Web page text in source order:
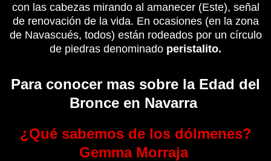
con las cabezas mirando al amanecer (Este), señal
de renovación de la vida. En ocasiones (en la zona
de Navascués, todos) están rodeados por un círculo
de piedras denominado peristalito.
Para conocer mas sobre la Edad del
Bronce en Navarra
¿Qué sabemos de los dólmenes?
Gemma Morraja